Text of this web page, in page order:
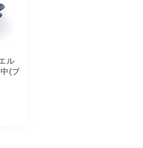
ル
(ブ